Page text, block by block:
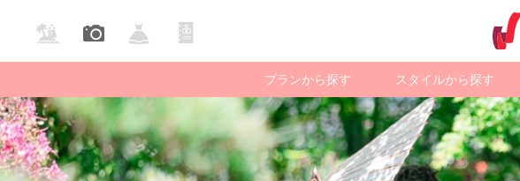
プランから探す スタイルから探す